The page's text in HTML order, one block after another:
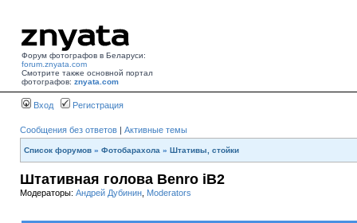
Форум фотографов в Беларуси:
forum.znyata.com
Смотрите также основной портал
фотографов: znyata.com
Вход Регистрация
Сообщения без ответов | Активные темы
Список форумов » Фотобарахола » Штативы, стойки
Штативная голова Benro iB2
Модераторы: Андрей Дубинин Moderators